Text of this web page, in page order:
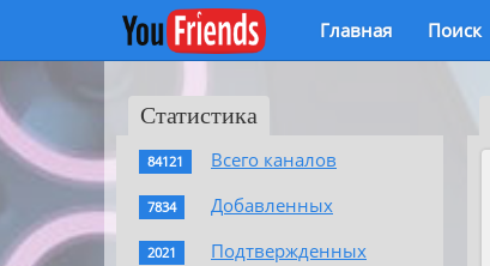
Главная Поиск
Статистика
84121 Всего каналов
7834 Добавленных
2021 Подтвержденных